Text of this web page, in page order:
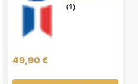
(1)
49,90€